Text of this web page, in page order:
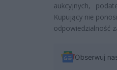
aukcyjnych,
Kupujący nie
odpowiedzialność
Obserwuj